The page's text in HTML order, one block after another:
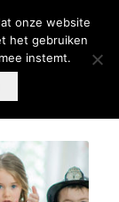
onze website
het gebruiken
instemt.